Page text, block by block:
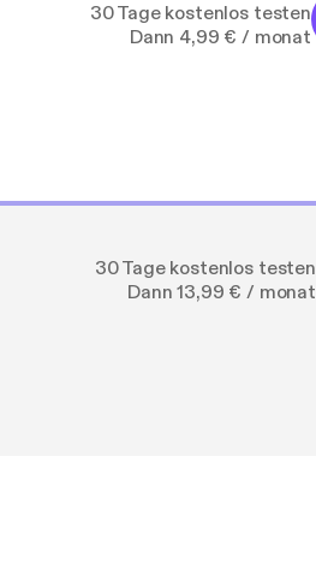
30 Tage kostenlos testen
Dann 4,99 € / monat
30 Tage kostenlos testen
Dann 13,99 € / monat